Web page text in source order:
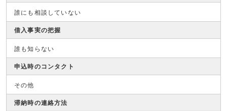
誰にも相談していない
借入事実の把握
誰も知らない
申込時のコンタクト
その他
滞納時の連絡方法